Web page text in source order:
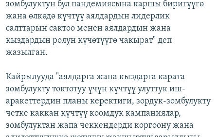
зомбулуктун бул пандемиясына каршы биригүүгө
жана өлкөдө күчтүү аялдардын лидерлик
салттарын сактоо менен аялдардын жана
кыздардын ролун күчөтүүгө чакырат" деп
жазылган.
Кайрылууда "аялдарга жана кыздарга карата
зомбулукту токтотуу үчүн күчтүү улуттук иш-
аракеттердин планы керектиги, зордук-зомбулукту
четке каккан күчтүү коомдук кампаниялар,
зомбулуктан жапа чеккендерди коргоону жана